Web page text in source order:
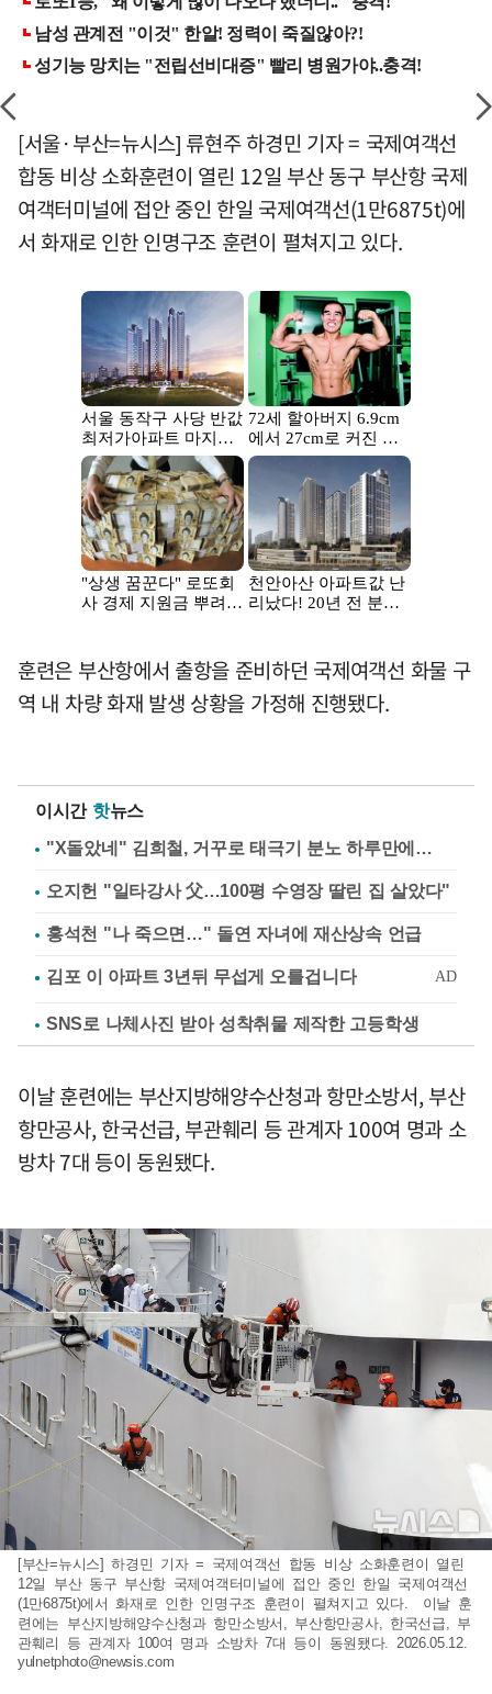
[서울·부산=뉴시스] 류현주 하경민 기자 = 국제여객선
합동 비상 소화훈련이 열린 12일 부산 동구 부산항 국제
여객터미널에 접안 중인 한일 국제여객선(1만6875t)에
서 화재로 인한 인명구조 훈련이 펼쳐지고 있다.
훈련은 부산항에서 출항을 준비하던 국제여객선 화물 구
역 내 차량 화재 발생 상황을 가정해 진행됐다.
이시간 핫뉴스
"X돌았네" 김희철, 거꾸로 태극기 분노 하루만에…
오지헌 "일타강사 父…100평 수영장 딸린 집 살았다"
홍석천 "나 죽으면…" 돌연 자녀에 재산상속 언급
SNS로 나체사진 받아 성착취물 제작한 고등학생
이날 훈련에는 부산지방해양수산청과 항만소방서, 부산
항만공사, 한국선급, 부관훼리 등 관계자 100여 명과 소
방차 7대 등이 동원됐다.
[부산=뉴시스] 하경민 기자 = 국제여객선 합동 비상 소화훈련이 열린
12일 부산 동구 부산항 국제여객터미널에 접안 중인 한일 국제여객선
(1만6875t)에서 화재로 인한 인명구조 훈련이 펼쳐지고 있다. 이날 훈
련에는 부산지방해양수산청과 항만소방서, 부산항만공사, 한국선급, 부
관훼리 등 관계자 100여 명과 소방차 7대 등이 동원됐다. 2026.05.12.
yulnetphoto@newsis.com